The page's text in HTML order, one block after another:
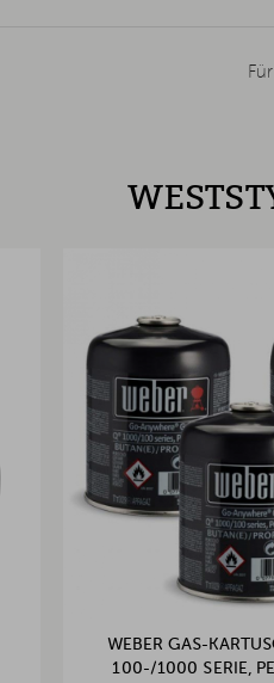
WEBER GAS-
100-/1000 SERIE,